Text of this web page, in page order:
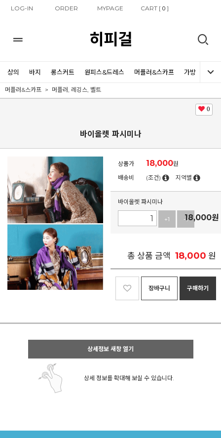
LOG-IN ORDER MYPAGE CART [0 ]
히피걸
상의 바지 롱스커트 원피스&드레스 머플러&스카프 가방 신발
머플러&스카프 머플러, 레깅스, 벨트
0
바이올렛 파시미나
상품가 18,000원
배송비
(조건) 지역별
바이올렛 파시미나
+1 -1
18,000원
총 상품 금액 18,000 원
장바구니 구매하기
상세정보 새창 열기
상세 정보를 확대해 보실 수 있습니다.